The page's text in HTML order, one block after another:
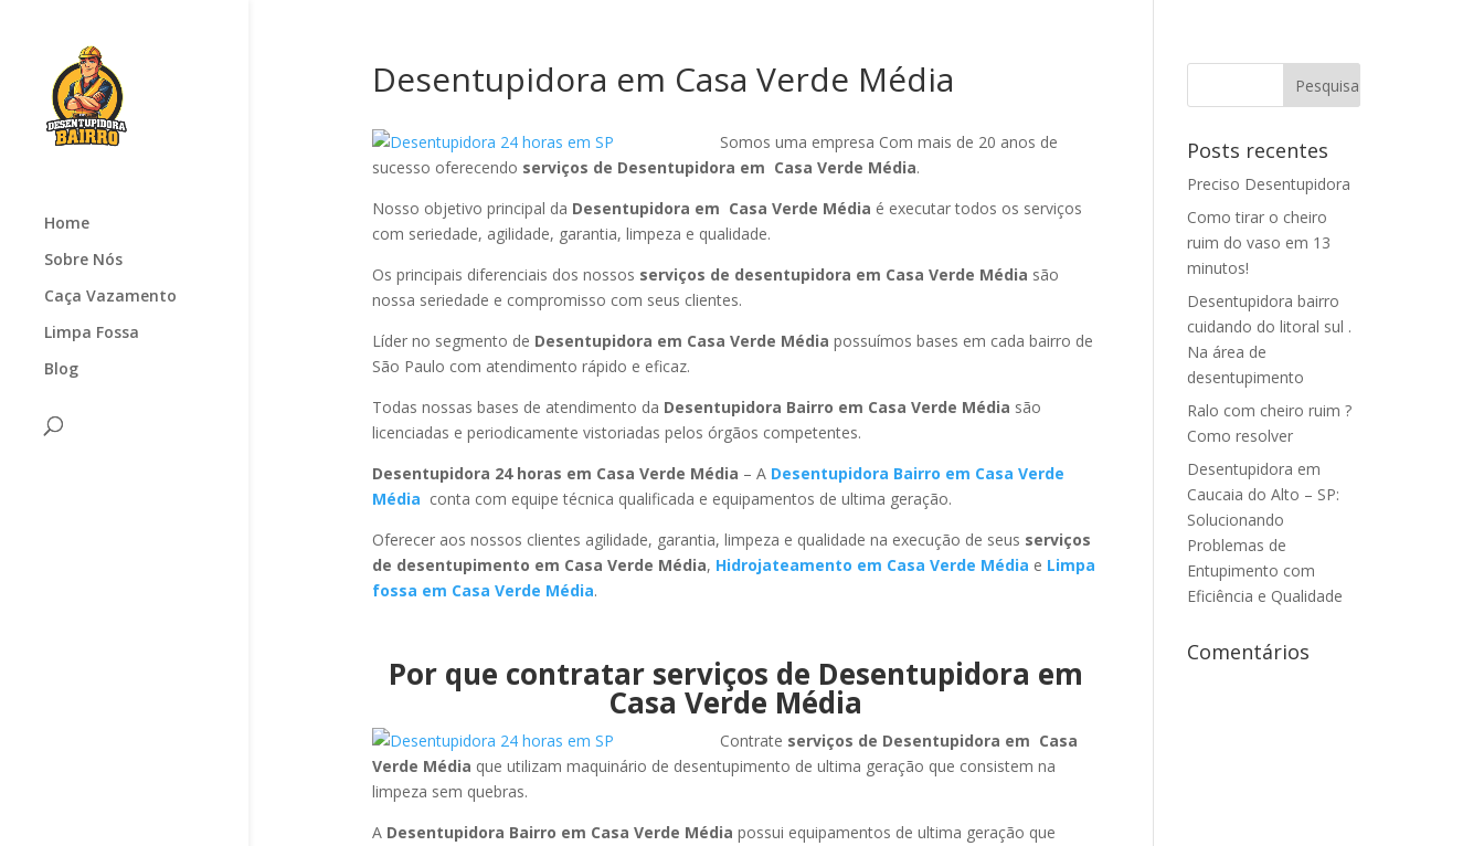
Home
Sobre Nós
Caça Vazamento
Limpa Fossa
Blog
Desentupidora em Casa Verde Média
Somos uma empresa Com mais de 20 anos de
sucesso oferecendo serviços de Desentupidora em Casa Verde Média.
Nosso objetivo principal da Desentupidora em Casa Verde Média é executar todos os serviços
com seriedade, agilidade, garantia, limpeza e qualidade.
Os principais diferenciais dos nossos serviços de desentupidora em Casa Verde Média são
nossa seriedade e compromisso com seus clientes.
Líder no segmento de Desentupidora em Casa Verde Média possuímos bases em cada bairro de
São Paulo com atendimento rápido e eficaz.
Todas nossas bases de atendimento da Desentupidora Bairro em Casa Verde Média são
licenciadas e periodicamente vistoriadas pelos órgãos competentes.
Desentupidora 24 horas em Casa Verde Média – A Desentupidora Bairro em Casa Verde
Média conta com equipe técnica qualificada e equipamentos de ultima geração.
Oferecer aos nossos clientes agilidade, garantia, limpeza e qualidade na execução de seus serviços
de desentupimento em Casa Verde Média, Hidrojateamento em Casa Verde Média e Limpa
fossa em Casa Verde Média.
Por que contratar serviços de Desentupidora em
Casa Verde Média
Contrate serviços de Desentupidora em Casa
Verde Média que utilizam maquinário de desentupimento de ultima geração que consistem na
limpeza sem quebras.
A Desentupidora Bairro em Casa Verde Média possui equipamentos de ultima geração que
Posts recentes
Preciso Desentupidora
Como tirar o cheiro
ruim do vaso em 13
minutos!
Desentupidora bairro
cuidando do litoral sul .
Na área de
desentupimento
Ralo com cheiro ruim ?
Como resolver
Desentupidora em
Caucaia do Alto – SP:
Solucionando
Problemas de
Entupimento com
Eficiência e Qualidade
Comentários